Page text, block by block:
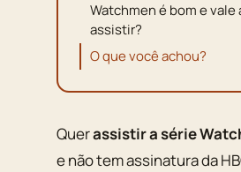
Watchmen é bom e vale
assistir?
O que você achou?
Querassistir a série
e não tem assinatura da